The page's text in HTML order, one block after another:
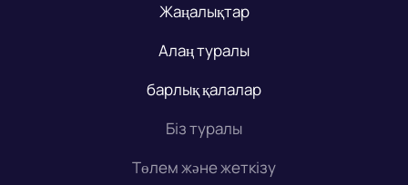
Жаңалықтар
Алаң туралы
барлық қалалар
Біз туралы
Төлем және жеткізу